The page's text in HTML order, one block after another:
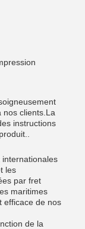
nos clients.La
instructions
les
par fret
maritimes
efficace de nos
de la